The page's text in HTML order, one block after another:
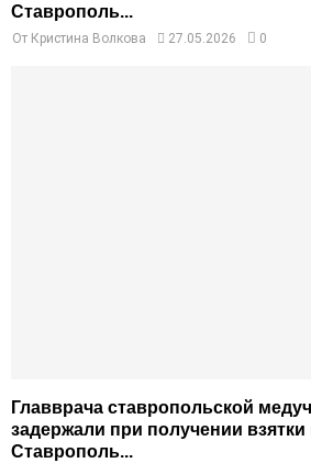
Ставрополь...
От Кристина Волкова 27.05.2026 0
Главврача ставропольской
задержали при получении
Ставрополь...